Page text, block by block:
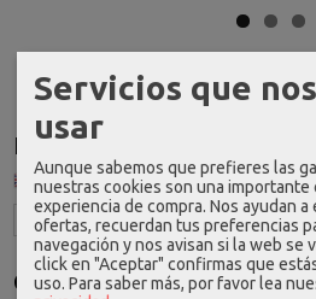
Idioma
Costes de Envío
Servicios que
usar
Aunque sabemos que prefieres las
nuestras cookies son una importante
experiencia de compra. Nos ayudan
ofertas, recuerdan tus preferencias
navegación y nos avisan si la web se
click en "Aceptar" confirmas que
uso. Para saber más, por favor lea